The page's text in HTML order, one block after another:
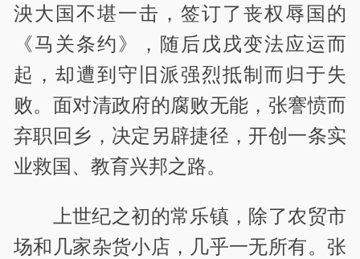
泱大国不堪一击，签订了丧权辱国的
《马关条约》，随后戊戌变法应运而
起，却遭到守旧派强烈抵制而归于失
败。面对清政府的腐败无能，张謇愤而
弃职回乡，决定另辟捷径，开创一条实
业救国、教育兴邦之路。
上世纪之初的常乐镇，除了农贸市
场和几家杂货小店，几乎一无所有。张